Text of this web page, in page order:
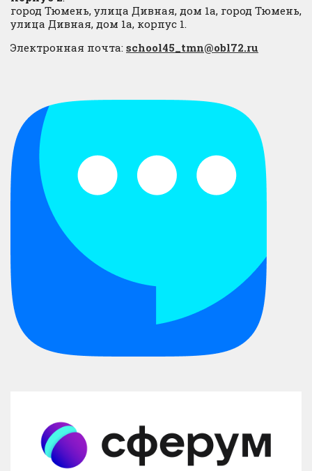
город Тюмень, улица Дивная, дом 1а, город Тюмень,
улица Дивная, дом 1а, корпус 1.
Электронная почта: school45_tmn@obl72.ru